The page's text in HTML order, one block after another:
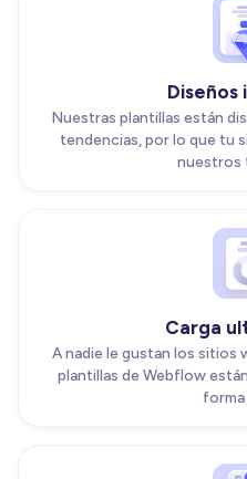
Diseños
Nuestras plantillas están
tendencias, por lo que tu
nuestros
Carga
A nadie le gustan los sitios
plantillas de Webflow
forma